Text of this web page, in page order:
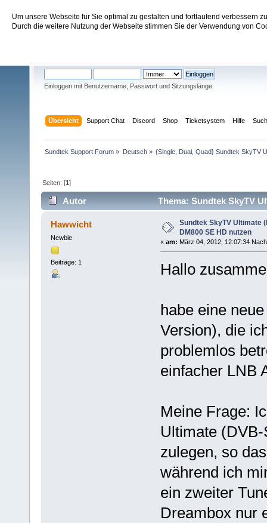
Um unsere Webseite für Sie optimal zu gestalten und fortlaufend verbessern
Durch die weitere Nutzung der Webseite stimmen Sie der Verwendung von
Sundtek Support Forum
Einloggen mit Benutzername, Passwort und Sitzungslänge
Übersicht Support Chat Discord Shop Ticketsystem Hilfe
Sundtek Support Forum » Deutsch» {Single, Dual, Quad} Sundtek SkyTV
Seiten: [1]
Autor
Thema: Sundtek SkyTV
14505 mal)
Hawwicht
Newbie
Beiträge: 1
Sundtek SkyTV Ultimate
DM800 SE HD nutzen
« am: März 04, 2012, 12:07:34
Hallo
habe eine
Version), die
problemlos
einfacher LNB
Meine Frage:
Ultimate
zulegen, so
während ich
ein zweiter
Dreambox nur